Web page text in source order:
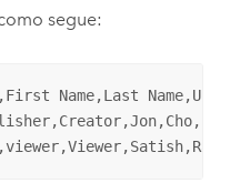
segue:
Name,Last